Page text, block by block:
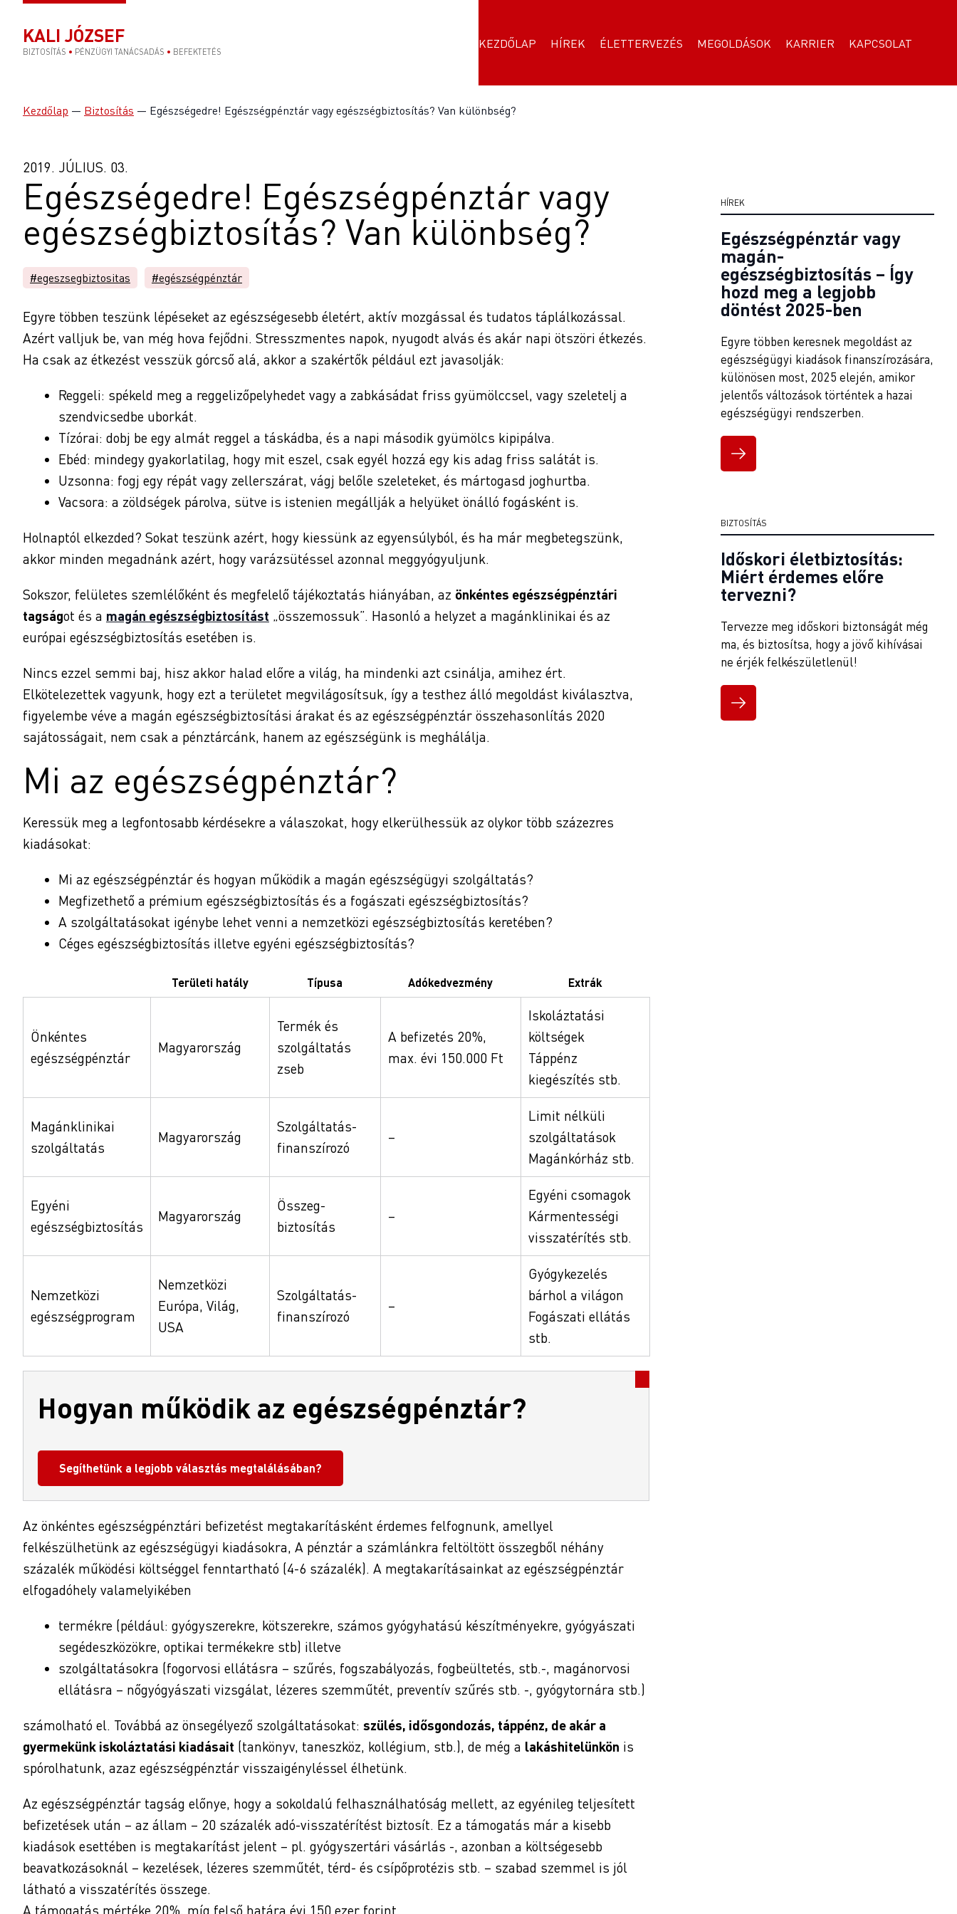
KALI JÓZSEF
BIZTOSÍTÁS • PÉNZÜGYI TANÁCSADÁS • BEFEKTETÉS
KEZDŐLAP HÍREK ÉLETTERVEZÉS MEGOLDÁSOK KARRIER KAPCSOLAT
Kezdőlap — Biztosítás — Egészségedre! Egészségpénztár vagy egészségbiztosítás? Van különbség?
2019. JÚLIUS. 03.
Egészségedre! Egészségpénztár vagy
egészségbiztosítás? Van különbség?
#egeszsegbiztositas #egészségpénztár
Egyre többen teszünk lépéseket az egészségesebb életért, aktív mozgással és tudatos táplálkozással.
Azért valljuk be, van még hova fejődni. Stresszmentes napok, nyugodt alvás és akár napi ötszöri étkezés.
Ha csak az étkezést vesszük górcső alá, akkor a szakértők például ezt javasolják:
Reggeli: spékeld meg a reggelizőpelyhedet vagy a zabkásádat friss gyümölccsel, vagy szeletelj a
szendvicsedbe uborkát.
Tízórai: dobj be egy almát reggel a táskádba, és a napi második gyümölcs kipipálva.
Ebéd: mindegy gyakorlatilag, hogy mit eszel, csak egyél hozzá egy kis adag friss salátát is.
Uzsonna: fogj egy répát vagy zellerszárat, vágj belőle szeleteket, és mártogasd joghurtba.
Vacsora: a zöldségek párolva, sütve is istenien megállják a helyüket önálló fogásként is.
Holnaptól elkezded? Sokat teszünk azért, hogy kiessünk az egyensúlyból, és ha már megbetegszünk,
akkor minden megadnánk azért, hogy varázsütéssel azonnal meggyógyuljunk.
Sokszor, felületes szemlélőként és megfelelő tájékoztatás hiányában, az önkéntes egészségpénztári
tagságot és a magán egészségbiztosítást „összemossuk”. Hasonló a helyzet a magánklinikai és az
európai egészségbiztosítás esetében is.
Nincs ezzel semmi baj, hisz akkor halad előre a világ, ha mindenki azt csinálja, amihez ért.
Elkötelezettek vagyunk, hogy ezt a területet megvilágosítsuk, így a testhez álló megoldást kiválasztva,
figyelembe véve a magán egészségbiztosítási árakat és az egészségpénztár összehasonlítás 2020
sajátosságait, nem csak a pénztárcánk, hanem az egészségünk is meghálálja.
Mi az egészségpénztár?
Keressük meg a legfontosabb kérdésekre a válaszokat, hogy elkerülhessük az olykor több százezres
kiadásokat:
Mi az egészségpénztár és hogyan működik a magán egészségügyi szolgáltatás?
Megfizethető a prémium egészségbiztosítás és a fogászati egészségbiztosítás?
A szolgáltatásokat igénybe lehet venni a nemzetközi egészségbiztosítás keretében?
Céges egészségbiztosítás illetve egyéni egészségbiztosítás?
Területi hatály Típusa Adókedvezmény Extrák
Önkéntes
egészségpénztár
Magyarország
Termék és
szolgáltatás
zseb
A befizetés 20%,
max. évi 150.000 Ft
Iskoláztatási
költségek
Táppénz
kiegészítés stb.
Magánklinikai
szolgáltatás
Magyarország
Szolgáltatás-
finanszírozó
–
Limit nélküli
szolgáltatások
Magánkórház stb.
Egyéni
egészségbiztosítás
Magyarország
Összeg-
biztosítás
–
Egyéni csomagok
Kármentességi
visszatérítés stb.
Nemzetközi
egészségprogram
Nemzetközi
Európa, Világ,
USA
Szolgáltatás-
finanszírozó
–
Gyógykezelés
bárhol a világon
Fogászati ellátás
stb.
Hogyan működik az egészségpénztár?
Segíthetünk a legjobb választás megtalálásában?
Az önkéntes egészségpénztári befizetést megtakarításként érdemes felfognunk, amellyel
felkészülhetünk az egészségügyi kiadásokra, A pénztár a számlánkra feltöltött összegből néhány
százalék működési költséggel fenntartható (4-6 százalék). A megtakarításainkat az egészségpénztár
elfogadóhely valamelyikében
termékre (például: gyógyszerekre, kötszerekre, számos gyógyhatású készítményekre, gyógyászati
segédeszközökre, optikai termékekre stb) illetve
szolgáltatásokra (fogorvosi ellátásra – szűrés, fogszabályozás, fogbeültetés, stb.-, magánorvosi
ellátásra – nőgyógyászati vizsgálat, lézeres szemműtét, preventív szűrés stb. -, gyógytornára stb.)
számolható el. Továbbá az önsegélyező szolgáltatásokat: szülés, idősgondozás, táppénz, de akár a
gyermekünk iskoláztatási kiadásait (tankönyv, taneszköz, kollégium, stb.), de még a lakáshitelünkön is
spórolhatunk, azaz egészségpénztár visszaigényléssel élhetünk.
Az egészségpénztár tagság előnye, hogy a sokoldalú felhasználhatóság mellett, az egyénileg teljesített
befizetések után – az állam – 20 százalék adó-visszatérítést biztosít. Ez a támogatás már a kisebb
kiadások esettében is megtakarítást jelent – pl. gyógyszertári vásárlás -, azonban a költségesebb
beavatkozásoknál – kezelések, lézeres szemműtét, térd- és csípőprotézis stb. – szabad szemmel is jól
látható a visszatérítés összege.
A támogatás mértéke 20%, míg felső határa évi 150 ezer forint.
HÍREK
Egészségpénztár vagy
magán-
egészségbiztosítás – Így
hozd meg a legjobb
döntést 2025-ben
Egyre többen keresnek megoldást az
egészségügyi kiadások finanszírozására,
különösen most, 2025 elején, amikor
jelentős változások történtek a hazai
egészségügyi rendszerben.
BIZTOSÍTÁS
Időskori életbiztosítás:
Miért érdemes előre
tervezni?
Tervezze meg időskori biztonságát még
ma, és biztosítsa, hogy a jövő kihívásai
ne érjék felkészületlenül!